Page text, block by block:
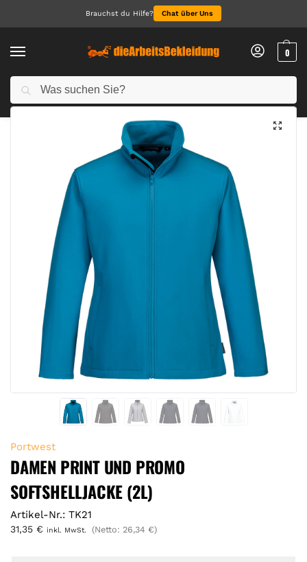
Brauchst du Hilfe? Chat über Uns
0
Start Arbeitskleidung Damen
Portwest
DAMEN PRINT UND PROMO
SOFTSHELLJACKE (2L)
Artikel-Nr.: TK21
31,35 € inkl. MwSt. (Netto: 26,34 €)